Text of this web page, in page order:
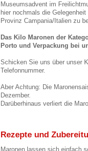
Museumsadvent im
hier nochmals die
Provinz Campania/Italien zu
Das Kilo Maronen der
Porto und Verpackung bei
Schicken Sie uns über unser
Telefonnummer.
Aber Achtung: Die
Dezember.
Darüberhinaus verliert die
Rezepte und
Maronen lassen sich einfach